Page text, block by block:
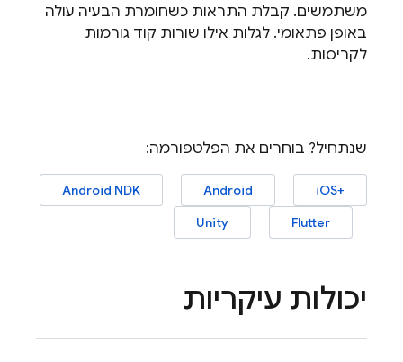
משתמשים. קבלת התראות כשחומרת הבעיה עולה
באופן פתאומי. לגלות אילו שורות קוד גורמות
לקריסות.
שנתחיל? בוחרים את הפלטפורמה:
iOS+‎
Android
Android NDK
Flutter
Unity
יכולות עיקריות